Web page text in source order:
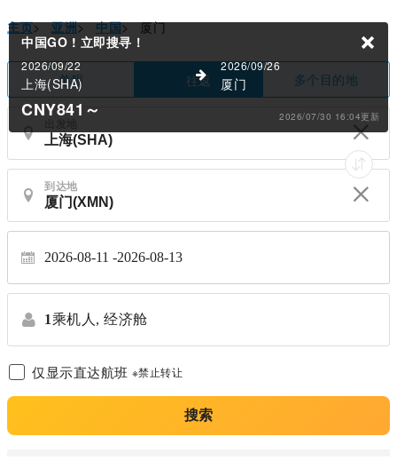
主页> 亚洲> 中国> 厦门
单程 往返 多个目的地
到达地
2026-08-11 2026-08-13
1乘机人, 经济舱
仅显示直达航班 ※禁止转让
搜索
中国GO ! 立即搜寻！
2026/09/22
上海(SHA)
2026/09/26
厦门
CNY841 ～ 2026/07/30 16:04更新